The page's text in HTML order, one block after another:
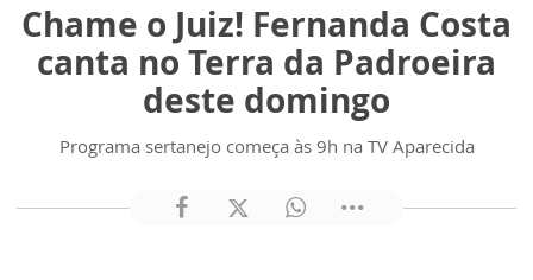
Chame o Juiz! Fernanda Costa
canta no Terra da Padroeira
deste domingo
Programa sertanejo começa às 9h na TV Aparecida